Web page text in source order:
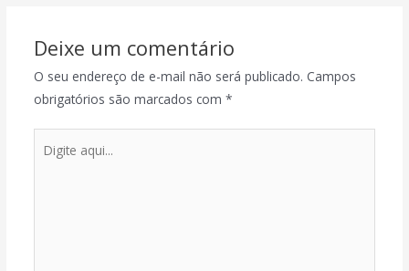
Deixe um comentário
O seu endereço de e-mail não será publicado. Campos
obrigatórios são marcados com *